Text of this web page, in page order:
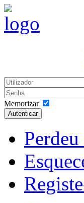
Memorizar
Autenticar
Perdeu